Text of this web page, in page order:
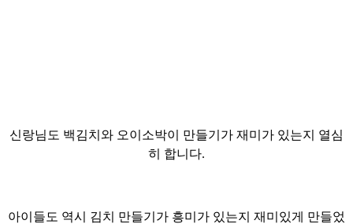
신랑님도 백김치와 오이소박이
만들기가 재미가 있는지 열심
히 합니다.
아이들도 역시 김치 만들기가 흥미가 있는지 재미있게 만들었